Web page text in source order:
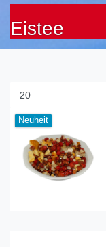
Eistee
Neuheit